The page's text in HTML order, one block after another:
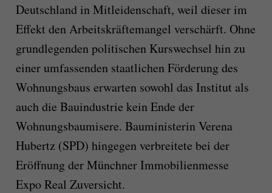
Deutschland in Mitleidenschaft, weil dieser im
Effekt den Arbeitskräftemangel verschärft. Ohne
grundlegenden politischen Kurswechsel hin zu
einer umfassenden staatlichen Förderung des
Wohnungsbaus erwarten sowohl das Institut als
auch die Bauindustrie kein Ende der
Wohnungsbaumisere. Bauministerin Verena
Hubertz (SPD) hingegen verbreitete bei der
Eröffnung der Münchner Immobilienmesse
Expo Real Zuversicht.